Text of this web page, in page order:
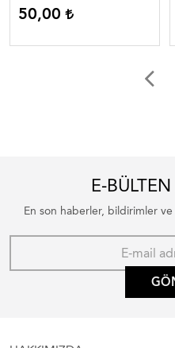
50,00
E-BÜLTEN
En son haberler, bildirimler ve